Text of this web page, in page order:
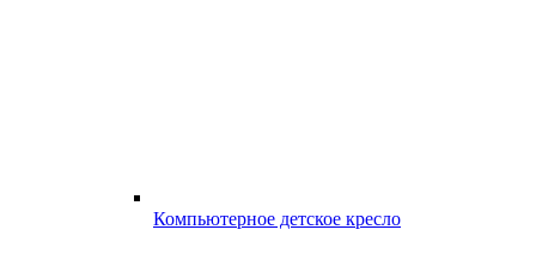
Компьютерное детское кресло